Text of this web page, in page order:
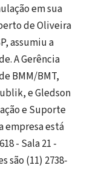
em sua
de Oliveira
assumiu a
A Gerência
BMM/BMT,
e Gledson
e Suporte
empresa está
- Sala 21 -
são (11) 2738-